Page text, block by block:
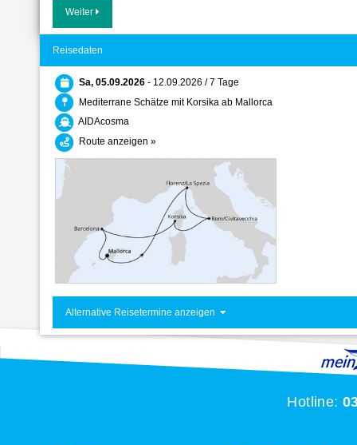
Weiter
Reisedaten
Sa, 05.09.2026 - 12.09.2026 / 7 Tage
Mediterrane Schätze mit Korsika ab Mallorca
AIDAcosma
Route anzeigen »
Alternative Reisetermine anzeigen
Hotline: